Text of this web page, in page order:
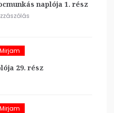
naplója 1. rész
Mirjam
29. rész
Mirjam